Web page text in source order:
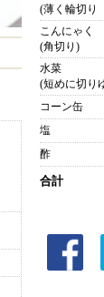
(薄く輪切
こんにゃく
(角切り)
水菜
(短めに切り
コーン缶
塩
酢
合計